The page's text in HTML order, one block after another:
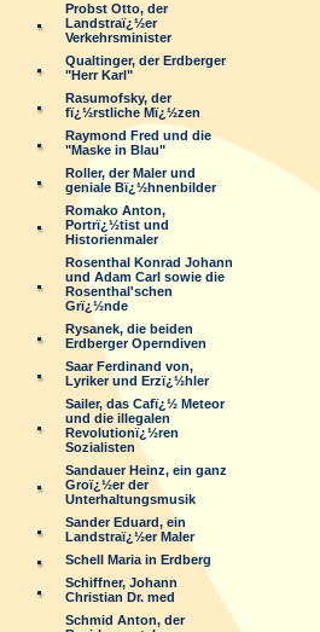
Probst Otto, der
Landstraï¿½er
Verkehrsminister
Qualtinger, der Erdberger
"Herr Karl"
Rasumofsky, der
fï¿½rstliche Mï¿½zen
Raymond Fred und die
"Maske in Blau"
Roller, der Maler und
geniale Bï¿½hnenbilder
Romako Anton,
Portrï¿½tist und
Historienmaler
Rosenthal Konrad Johann
und Adam Carl sowie die
Rosenthal'schen
Grï¿½nde
Rysanek, die beiden
Erdberger Operndiven
Saar Ferdinand von,
Lyriker und Erzï¿½hler
Sailer, das Cafï¿½ Meteor
und die illegalen
Revolutionï¿½ren
Sozialisten
Sandauer Heinz, ein ganz
Groï¿½er der
Unterhaltungsmusik
Sander Eduard, ein
Landstraï¿½er Maler
Schell Maria in Erdberg
Schiffner, Johann
Christian Dr. med
Schmid Anton, der